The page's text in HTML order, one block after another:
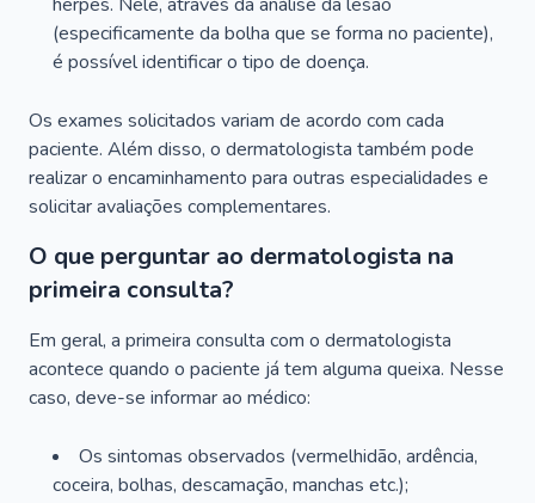
(especificamente da bolha que se forma no paciente),
é possível identificar o tipo de doença.
Os exames solicitados variam de acordo com cada
paciente. Além disso, o dermatologista também pode
realizar o encaminhamento para outras especialidades e
solicitar avaliações complementares.
O que perguntar ao dermatologista na
primeira consulta?
Em geral, a primeira consulta com o dermatologista
acontece quando o paciente já tem alguma queixa. Nesse
caso, deve-se informar ao médico:
Os sintomas observados (vermelhidão, ardência,
coceira, bolhas, descamação, manchas etc.);